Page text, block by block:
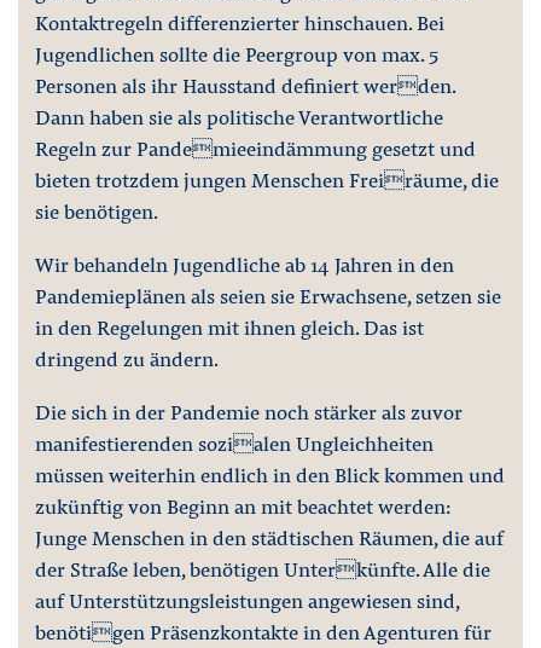
Kontaktregeln differenzierter hinschauen. Bei
Jugendlichen sollte die Peergroup von max. 5
Personen als ihr Hausstand definiert werden.
Dann haben sie als politische Verantwortliche
Regeln zur Pandemieeindämmung gesetzt und
bieten trotzdem jungen Menschen Freiräume, die
sie benötigen.
Wir behandeln Jugendliche ab 14 Jahren in den
Pandemieplänen als seien sie Erwachsene, setzen sie
in den Regelungen mit ihnen gleich. Das ist
dringend zu ändern.
Die sich in der Pandemie noch stärker als zuvor
manifestierenden sozialen Ungleichheiten
müssen weiterhin endlich in den Blick kommen und
zukünftig von Beginn an mit beachtet werden:
Junge Menschen in den städtischen Räumen, die auf
der Straße leben, benötigen Unterkünfte. Alle die
auf Unterstützungsleistungen angewiesen sind,
benötigen Präsenzkontakte in den Agenturen für